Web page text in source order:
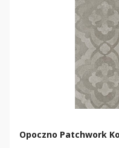
Opoczno Patchwork